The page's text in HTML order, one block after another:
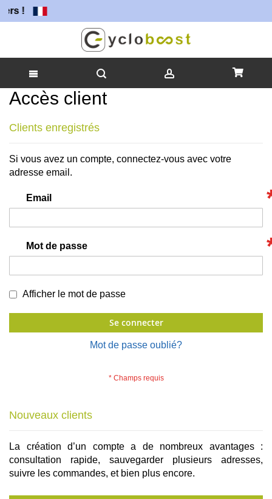
!
Allez
au
Accès client
Clients enregistrés
Si vous avez un compte, connectez-vous avec votre
adresse email.
Email
Mot de passe
Afficher le mot de passe
Se connecter
Mot de passe oublié?
Nouveaux clients
La création d’un compte a de nombreux avantages :
consultation rapide, sauvegarder plusieurs adresses,
suivre les commandes, et bien plus encore.